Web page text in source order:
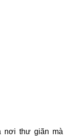
nơi thư giãn mà